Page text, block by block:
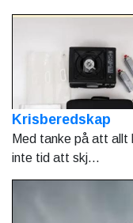
Krisberedskap
Med tanke på att allt
inte tid att skj...